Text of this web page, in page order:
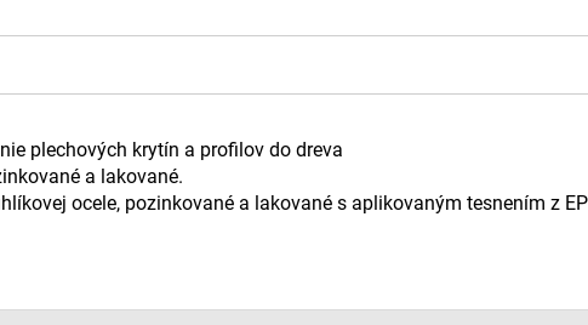
plechových krytín a profilov do dreva
a lakované.
ocele, pozinkované a lakované s aplikovaným tesnením z